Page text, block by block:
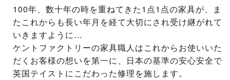
100年、数十年の時を重ねてきた1点1点の家具が、ま
たこれからも長い年月を経て大切にされ受け継がれて
いきますように…
ケントファクトリーの家具職人はこれからお使いいた
だくお客様の想いを第一に、日本の基準の安心安全で
英国テイストにこだわった修理を施します。